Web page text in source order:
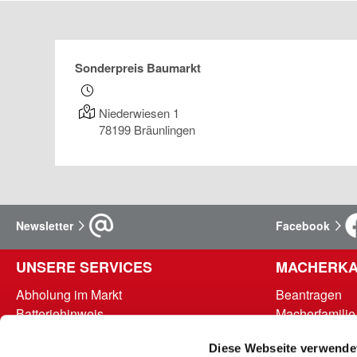
Diese Webseite
Sonderpreis Baumarkt
Niederwiesen 1
78199 Bräunlingen
Newsletter Facebook
UNSERE SERVICES
Abholung im Markt
Batteriehinweis
Hinweise zur Entsorgung und Rücknahme
Beantragen
Macherfamilie